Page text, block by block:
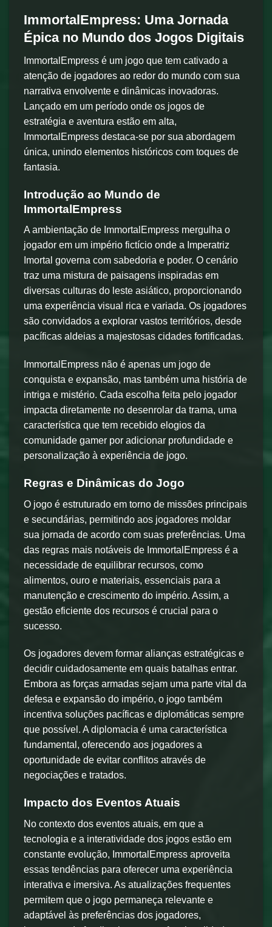
ImmortalEmpress: Uma Jornada
Épica no Mundo dos Jogos Digitais
ImmortalEmpress é um jogo que tem cativado a
atenção de jogadores ao redor do mundo com sua
narrativa envolvente e dinâmicas inovadoras.
Lançado em um período onde os jogos de
estratégia e aventura estão em alta,
ImmortalEmpress destaca-se por sua abordagem
única, unindo elementos históricos com toques de
fantasia.
Introdução ao Mundo de
ImmortalEmpress
A ambientação de ImmortalEmpress mergulha o
jogador em um império fictício onde a Imperatriz
Imortal governa com sabedoria e poder. O cenário
traz uma mistura de paisagens inspiradas em
diversas culturas do leste asiático, proporcionando
uma experiência visual rica e variada. Os jogadores
são convidados a explorar vastos territórios, desde
pacíficas aldeias a majestosas cidades fortificadas.
ImmortalEmpress não é apenas um jogo de
conquista e expansão, mas também uma história de
intriga e mistério. Cada escolha feita pelo jogador
impacta diretamente no desenrolar da trama, uma
característica que tem recebido elogios da
comunidade gamer por adicionar profundidade e
personalização à experiência de jogo.
Regras e Dinâmicas do Jogo
O jogo é estruturado em torno de missões principais
e secundárias, permitindo aos jogadores moldar
sua jornada de acordo com suas preferências. Uma
das regras mais notáveis de ImmortalEmpress é a
necessidade de equilibrar recursos, como
alimentos, ouro e materiais, essenciais para a
manutenção e crescimento do império. Assim, a
gestão eficiente dos recursos é crucial para o
sucesso.
Os jogadores devem formar alianças estratégicas e
decidir cuidadosamente em quais batalhas entrar.
Embora as forças armadas sejam uma parte vital da
defesa e expansão do império, o jogo também
incentiva soluções pacíficas e diplomáticas sempre
que possível. A diplomacia é uma característica
fundamental, oferecendo aos jogadores a
oportunidade de evitar conflitos através de
negociações e tratados.
Impacto dos Eventos Atuais
No contexto dos eventos atuais, em que a
tecnologia e a interatividade dos jogos estão em
constante evolução, ImmortalEmpress aproveita
essas tendências para oferecer uma experiência
interativa e imersiva. As atualizações frequentes
permitem que o jogo permaneça relevante e
adaptável às preferências dos jogadores,